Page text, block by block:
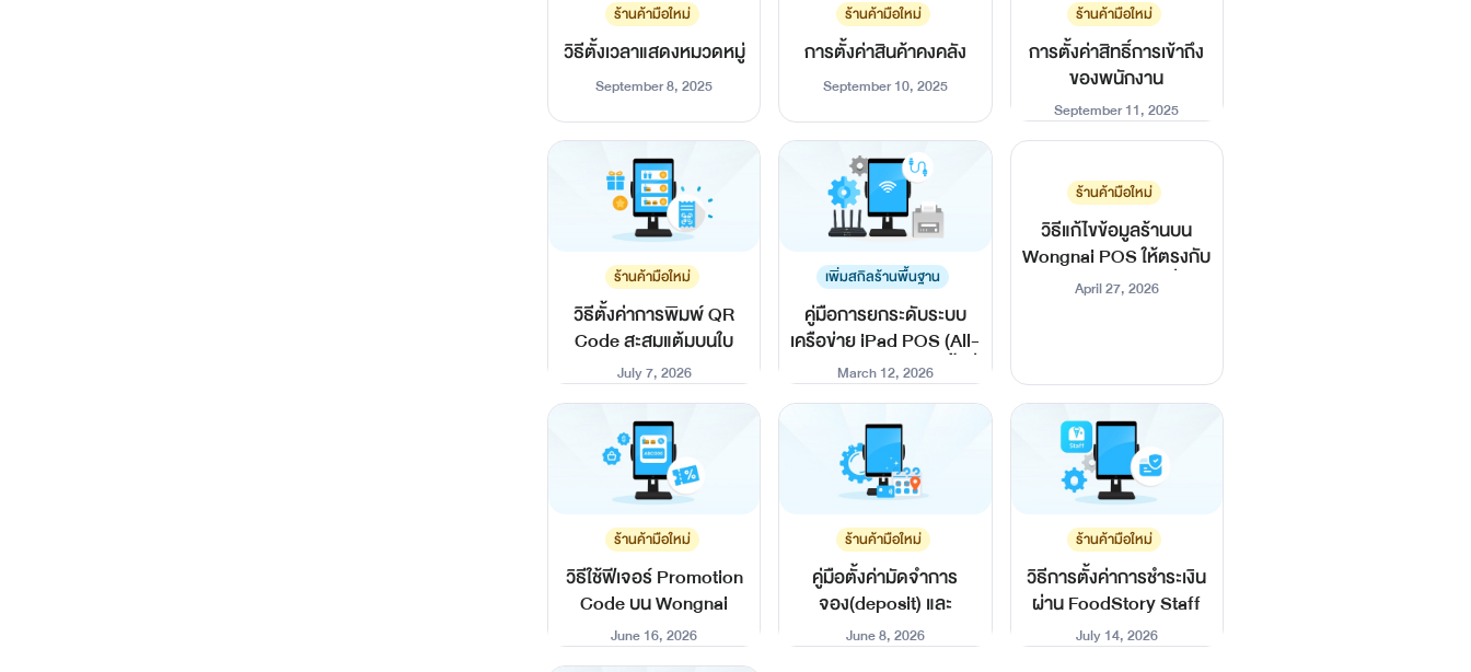
ร้านค้ามือใหม่
วิธีตั้งเวลาแสดงหมวดหมู่
September 8, 2025
ร้านค้ามือใหม่
การตั้งค่าสินค้าคงคลัง
September 10, 2025
ร้านค้ามือใหม่
การตั้งค่าสิทธิ์การเข้าถึง
ของพนักงาน
September 11, 2025
ร้านค้ามือใหม่
วิธีตั้งค่าการพิมพ์ QR
Code สะสมแต้มบนใบ
เสร็จ
July 7, 2026
เพิ่มสกิลร้านพื้นฐาน
คู่มือการยกระดับระบบ
เครือข่าย iPad POS (All-
LAN Setup) สำหรับพื้นที่
สัญญาณหนาแน่น
March 12, 2026
ร้านค้ามือใหม่
วิธีแก้ไขข้อมูลร้านบน
Wongnai POS ให้ตรงกับ
Google Maps เพื่อ
April 27, 2026
ร้านค้ามือใหม่
วิธีใช้ฟีเจอร์ Promotion
Code บน Wongnai
POS
June 16, 2026
ร้านค้ามือใหม่
คู่มือตั้งค่ามัดจำการ
จอง(deposit) และ
Google Matching
June 8, 2026
ร้านค้ามือใหม่
วิธีการตั้งค่าการชำระเงิน
ผ่าน FoodStory Staff
July 14, 2026